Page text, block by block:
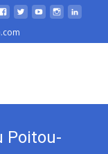
Poitou-